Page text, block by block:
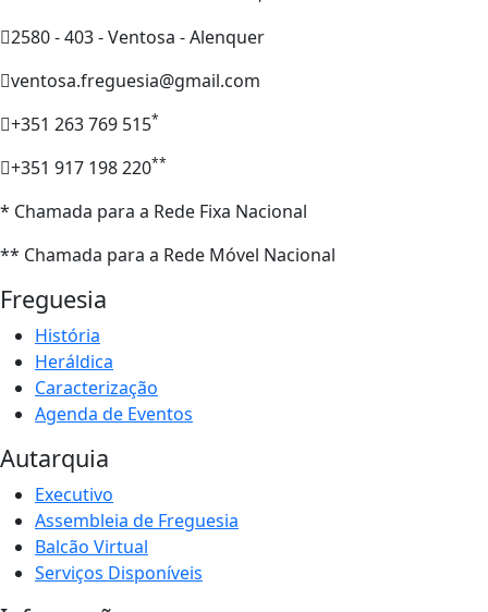
2580 - 403 - Ventosa - Alenquer
ventosa.freguesia@gmail.com
+351 263 769 515*
+351 917 198 220**
* Chamada para a Rede Fixa Nacional
** Chamada para a Rede Móvel Nacional
Freguesia
História
Heráldica
Caracterização
Agenda de Eventos
Autarquia
Executivo
Assembleia de Freguesia
Balcão Virtual
Serviços Disponíveis